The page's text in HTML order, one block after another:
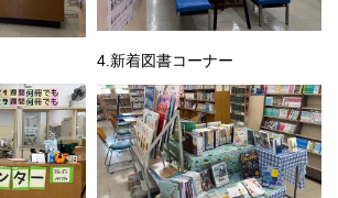
4.新着図書コーナー